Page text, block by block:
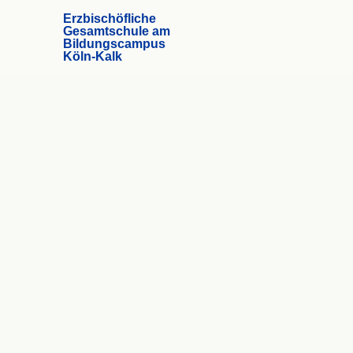
Erzbischöfliche
Gesamtschule am
Bildungscampus
Köln-Kalk